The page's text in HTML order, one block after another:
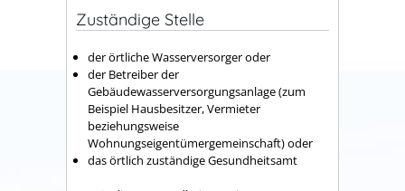
Zuständige Stelle
der örtliche Wasserversorger oder
der Betreiber der
Gebäudewasserversorgungsanlage (zum
Beispiel Hausbesitzer, Vermieter
beziehungsweise
Wohnungseigentümergemeinschaft) oder
das örtlich zuständige Gesundheitsamt